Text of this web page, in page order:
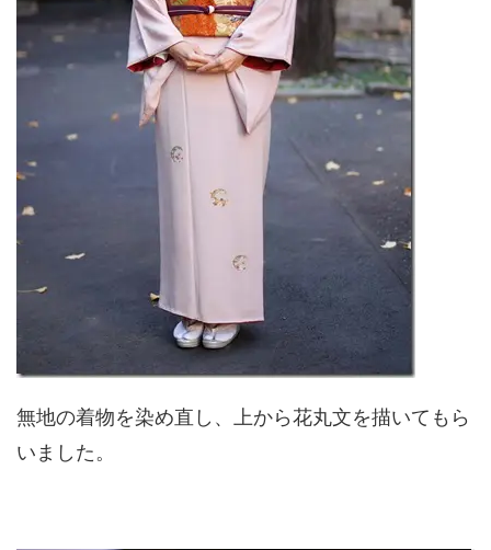
無地の着物を染め直し、上から花丸文を描いてもら
いました。